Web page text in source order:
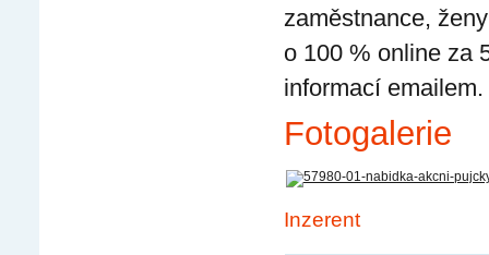
zaměstnance,
o 100 % online za
informací
Fotogalerie
Inzerent